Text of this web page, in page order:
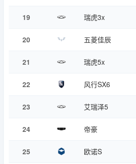
19 瑞虎3x
20 五菱佳辰
21 瑞虎5x
22 风行SX6
23 艾瑞泽5
24 帝豪
25 欧诺S